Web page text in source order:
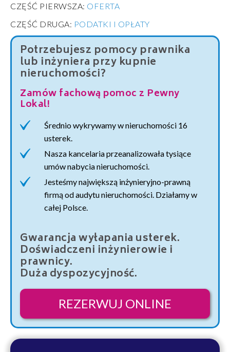
CZĘŚĆ PIERWSZA: OFERTA
CZĘŚĆ DRUGA: PODATKI I OPŁATY
Potrzebujesz pomocy prawnika
lub inżyniera przy kupnie
nieruchomości?
Zamów fachową pomoc z Pewny
Lokal!
Średnio wykrywamy w nieruchomości 16
usterek.
Nasza kancelaria przeanalizowała tysiące
umów nabycia nieruchomości.
Jesteśmy największą inżynieryjno-prawną
firmą od audytu nieruchomości. Działamy w
całej Polsce.
Gwarancja wyłapania usterek.
Doświadczeni inżynierowie i
prawnicy.
Duża dyspozycyjność.
REZERWUJ ONLINE